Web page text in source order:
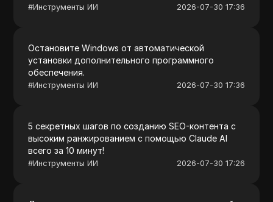
#Инструменты ИИ 2026-07-30 17:36
Остановите Windows от автоматической
установки дополнительного программного
обеспечения.
#Инструменты ИИ 2026-07-30 17:36
5 секретных шагов по созданию SEO-контента с
высоким ранжированием с помощью Claude AI
всего за 10 минут!
#Инструменты ИИ 2026-07-30 17:26